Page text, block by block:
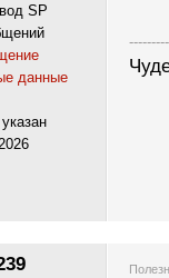
SP
данные